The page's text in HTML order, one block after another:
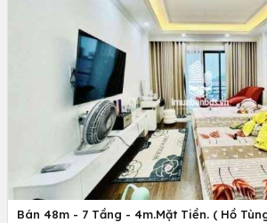
Bán 48m - 7 Tầng - 4m.Mặt Tiền. ( Hồ